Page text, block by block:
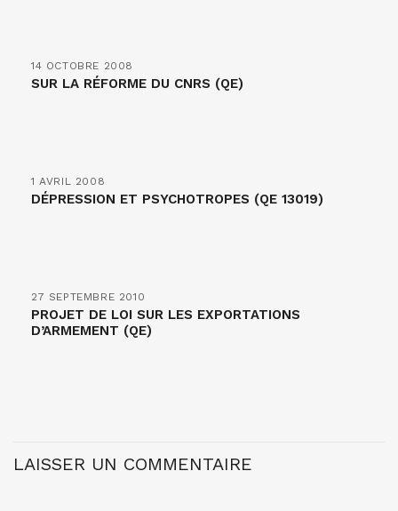
14 OCTOBRE 2008
SUR LA RÉFORME DU CNRS (QE)
1 AVRIL 2008
DÉPRESSION ET PSYCHOTROPES (QE 13019)
27 SEPTEMBRE 2010
PROJET DE LOI SUR LES EXPORTATIONS
D’ARMEMENT (QE)
LAISSER UN COMMENTAIRE